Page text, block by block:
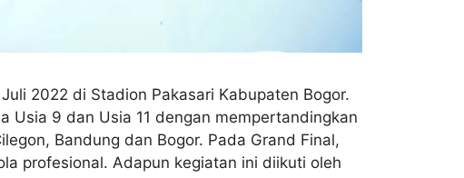
2022 di Stadion Pakasari Kabupaten Bogor.
Usia 9 dan Usia 11 dengan mempertandingkan
Bandung dan Bogor. Pada Grand Final,
profesional. Adapun kegiatan ini diikuti oleh